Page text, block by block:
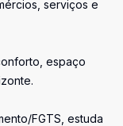
serviços e
espaço
FGTS, estuda